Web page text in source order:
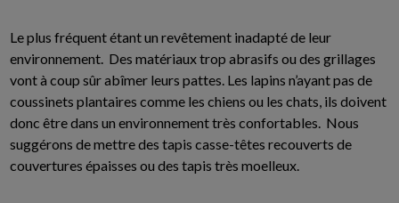
Le plus fréquent étant un revêtement inadapté de leur
environnement. Des matériaux trop abrasifs ou des grillages
vont à coup sûr abîmer leurs pattes. Les lapins n’ayant pas de
coussinets plantaires comme les chiens ou les chats, ils doivent
donc être dans un environnement très confortables. Nous
suggérons de mettre des tapis casse-têtes recouverts de
couvertures épaisses ou des tapis très moelleux.